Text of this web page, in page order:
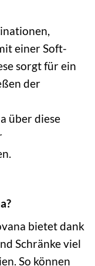
einer Soft-
sorgt für ein
der
über diese
bietet dank
Schränke viel
So können